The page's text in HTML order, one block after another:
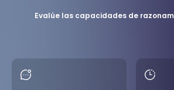
Evalúe las capacidades de